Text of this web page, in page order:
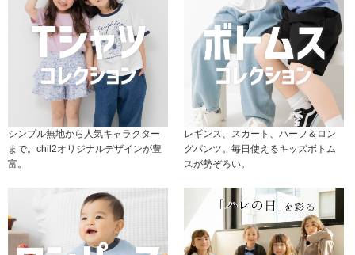
シンプル無地から人気キャラクター
まで。chil2オリジナルデザインが豊
富。
レギンス、スカート、ハーフ＆ロン
グパンツ。毎日使えるキッズボトム
スが勢ぞろい。